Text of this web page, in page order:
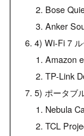
Bose
Anker
4) Wi-Fi 7
Amazon
TP-Link
5) ポータブ
Nebula
TCL